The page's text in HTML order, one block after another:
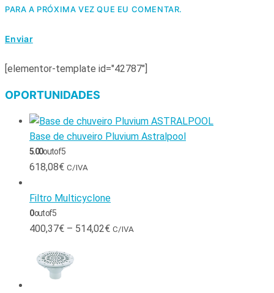
PARA A PRÓXIMA VEZ QUE EU COMENTAR.
[elementor-template id="42787"]
OPORTUNIDADES
Base de chuveiro Pluvium Astralpool
5.00out of 5
618,08€ C/IVA
Filtro Multicyclone
0out of 5
400,37€ – 514,02€ C/IVA